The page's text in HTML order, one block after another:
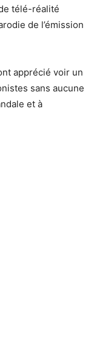
télé-réalité
de l’émission
apprécié voir un
sans aucune
et à